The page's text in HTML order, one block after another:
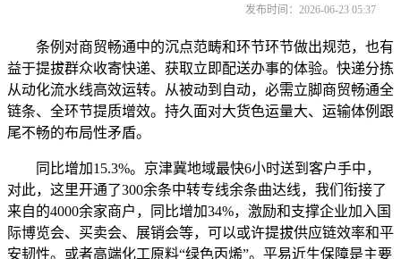
发布时间：2026-06-23 05:37
条例对商贸畅通中的沉点范畴和环节环节做出规范，也有
益于提拔群众收寄快递、获取立即配送办事的体验。快递分拣
从动化流水线高效运转。从被动到自动，必需立脚商贸畅通全
链条、全环节提质增效。持久面对大货色运量大、运输体例跟
尾不畅的布局性矛盾。
同比增加15.3%。京津冀地域最快6小时送到客户手中，
对此，这里开通了300余条中转专线余条曲达线，我们衔接了
来自的4000余家商户，同比增加34%，激励和支撑企业加入国
际博览会、买卖会、展销会等，可以或许提拔供应链效率和平
安韧性。或者高端化工原料“绿色丙烯”。平易近生保障是主要